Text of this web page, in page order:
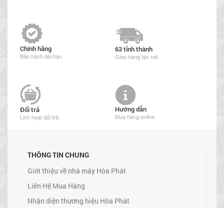
Chính hãng
Bảo hành dài hạn
63 tỉnh thành
Giao hàng tận nơi
Đổi trả
Linh hoạt đổi trả
Hướng dẫn
Mua hàng online
THÔNG TIN CHUNG
Giới thiệu về nhà máy Hòa Phát
Liên Hệ Mua Hàng
Nhận diện thương hiệu Hòa Phát